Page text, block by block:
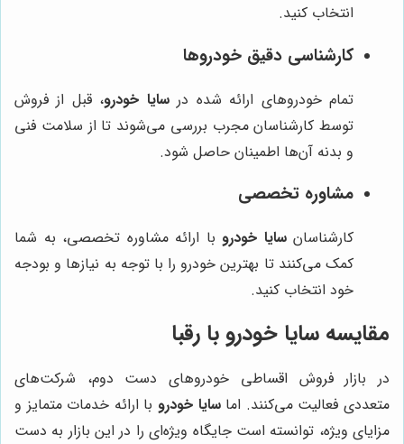
انتخاب کنید.
کارشناسی دقیق خودروها
تمام خودروهای ارائه شده درسایا خودرو، قبل از فروش
توسط کارشناسان مجرب بررسی می‌شوند تا از سلامت فنی
و بدنه آن‌ها اطمینان حاصل شود.
مشاوره تخصصی
کارشناسانسایا خودرو با ارائه مشاوره تخصصی، به شما
کمک می‌کنند تا بهترین خودرو را با توجه به نیازها و بودجه
خود انتخاب کنید.
مقایسه سایا خودرو با رقبا
در بازار فروش اقساطی خودروهای دست دوم، شرکت‌های
متعددی فعالیت می‌کنند. اماسایا خودرو با ارائه خدمات متمایز و
مزایای ویژه، توانسته است جایگاه ویژه‌ای را در این بازار به دست